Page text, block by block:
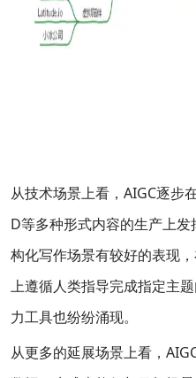
从技术场景上看，AIGC逐步
D等多种形式内容的生产上
构化写作场景有较好的表现
上遵循人类指导完成指定主
力工具也纷纷涌现。
从更多的延展场景上看，